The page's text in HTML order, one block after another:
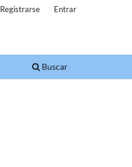
Buscar
Registrarse Entrar